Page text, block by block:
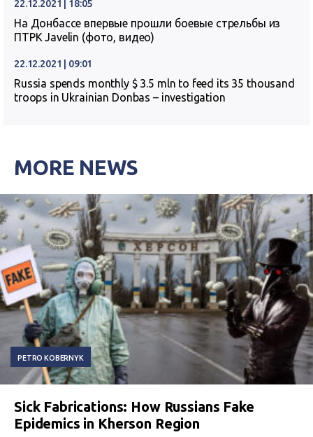
22.12.2021 | 18:05
На Донбассе впервые прошли боевые стрельбы из
ПТРК Javelin (фото, видео)
22.12.2021 | 09:01
Russia spends monthly $ 3.5 mln to feed its 35 thousand
troops in Ukrainian Donbas – investigation
MORE NEWS
PETRO KOBERNYK
Sick Fabrications: How Russians Fake
Epidemics in Kherson Region